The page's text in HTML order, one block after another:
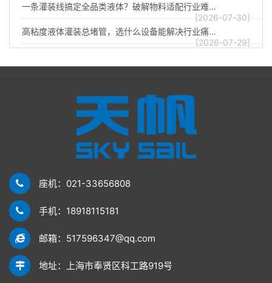
一条灌装线搞定全品类液体？破解物料适配行业难…
[2026-07-30]
高粘度液体灌装总堵管，选什么设备能解决行业痛…
[2026-07-29]
座机：021-33656808
手机：18918115181
邮箱：517596347@qq.com
地址：上海市奉贤区科工路919号